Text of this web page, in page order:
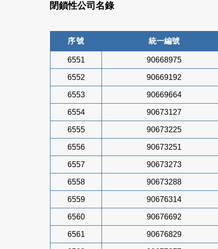
閉鎖性公司名錄
序號 統一編號
6551 90668975
6552 90669192
6553 90669664
6554 90673127
6555 90673225
6556 90673251
6557 90673273
6558 90673288
6559 90676314
6560 90676692
6561 90676829